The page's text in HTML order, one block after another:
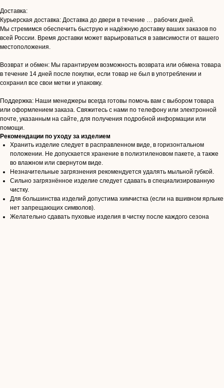
Доставка:
Курьерская доставка: Доставка до двери в течение … рабочих дней.
Мы стремимся обеспечить быструю и надёжную доставку ваших заказов по
всей России. Время доставки может варьироваться в зависимости от вашего
местоположения.
Возврат и обмен: Мы гарантируем возможность возврата или обмена товара
в течение 14 дней после покупки, если товар не был в употреблении и
сохранил все свои метки и упаковку.
Поддержка: Наши менеджеры всегда готовы помочь вам с выбором товара
или оформлением заказа. Свяжитесь с нами по телефону или электронной
почте, указанным на сайте, для получения подробной информации или
помощи.
Рекомендации по уходу за изделием
Хранить изделие следует в расправленном виде, в горизонтальном
положении. Не допускается хранение в полиэтиленовом пакете, а также
во влажном или свернутом виде.
Незначительные загрязнения рекомендуется удалять мыльной губкой.
Сильно загрязнённое изделие следует сдавать в специализированную
чистку.
Для большинства изделий допустима химчистка (если на вшивном ярлыке
нет запрещающих символов).
Желательно сдавать пуховые изделия в чистку после каждого сезона